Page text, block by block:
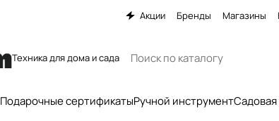
Акции Бренды Магазины
Техника для дома и сада
Подарочные сертификатыРучной инструментСадовая